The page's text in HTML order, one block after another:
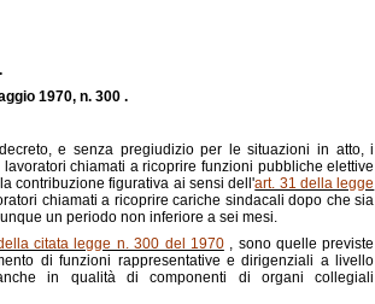
1970, n. 300 .
e senza pregiudizio per le situazioni in atto, i
chiamati a ricoprire funzioni pubbliche elettive
contribuzione figurativa ai sensi dell'art. 31 della legge
chiamati a ricoprire cariche sindacali dopo che sia
un periodo non inferiore a sei mesi.
citata legge n. 300 del 1970, sono quelle previste
di funzioni rappresentative e dirigenziali a livello
in qualità di componenti di organi collegiali